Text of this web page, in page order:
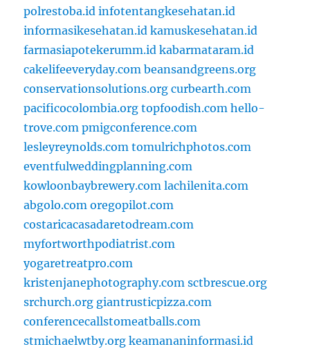
polrestoba.id infotentangkesehatan.id
informasikesehatan.id kamuskesehatan.id
farmasiapotekerumm.id kabarmataram.id
cakelifeeveryday.com beansandgreens.org
conservationsolutions.org curbearth.com
pacificocolombia.org topfoodish.com hello-
trove.com pmigconference.com
lesleyreynolds.com tomulrichphotos.com
eventfulweddingplanning.com
kowloonbaybrewery.com lachilenita.com
abgolo.com oregopilot.com
costaricacasadaretodream.com
myfortworthpodiatrist.com
yogaretreatpro.com
kristenjanephotography.com sctbrescue.org
srchurch.org giantrusticpizza.com
conferencecallstomeatballs.com
stmichaelwtby.org keamananinformasi.id